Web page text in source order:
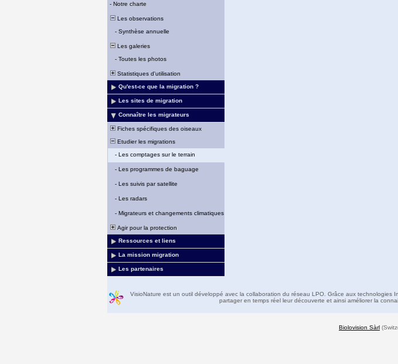
- Notre charte
Les observations
- Synthèse annuelle
Les galeries
- Toutes les photos
Statistiques d'utilisation
Qu'est-ce que la migration ?
Les sites de migration
Connaître les migrateurs
Fiches spécifiques des oiseaux
Etudier les migrations
- Les comptages sur le terrain
- Les programmes de baguage
- Les suivis par satellite
- Les radars
- Migrateurs et changements climatiques
Agir pour la protection
Ressources et liens
La mission migration
Les partenaires
VisioNature est un outil développé avec la collaboration du réseau LPO. Grâce aux
partager en temps réel leur découverte et ainsi améliorer la
Biolovision Sàrl